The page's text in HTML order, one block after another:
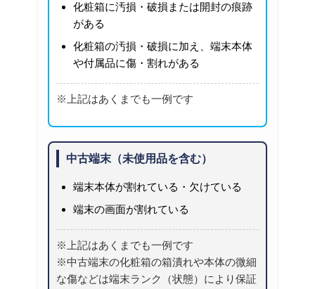
化粧箱に汚損・破損または開封の痕跡
がある
化粧箱の汚損・破損に加え、端末本体
や付属品に傷・割れがある
※上記はあくまでも一例です
中古端末（未使用品を含む）
端末本体が割れている・欠けている
端末の画面が割れている
※上記はあくまでも一例です
※中古端末の化粧箱の箱潰れや本体の微細
な傷などは端末ランク（状態）により保証